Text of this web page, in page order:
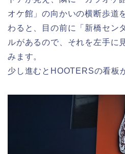
オケ館」の向かいの横断歩道
わると、目の前に「新橋セン
ルがあるので、それを左手に
みます。
少し進むとHOOTERSの看板